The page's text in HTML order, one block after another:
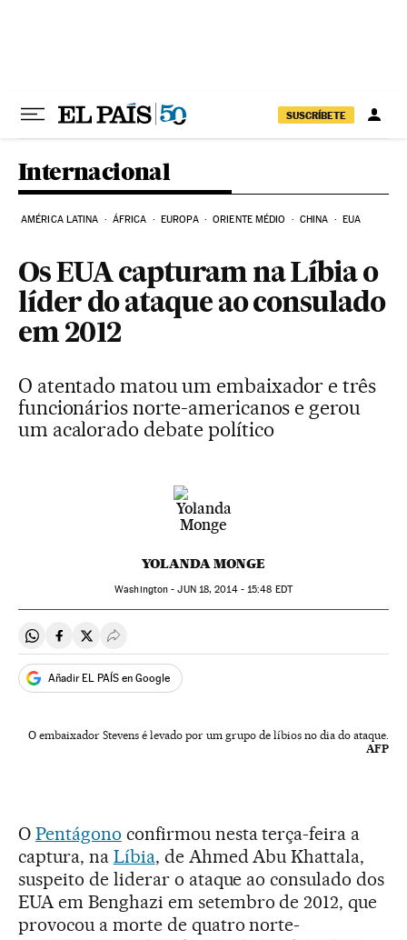
SUSCRÍBETE
Internacional
AMÉRICA LATINA ÁFRICA EUROPA ORIENTE MÉDIO CHINA EUA
Os EUA capturam na Líbia o
líder do ataque ao consulado
em 2012
O atentado matou um embaixador e três
funcionários norte-americanos e gerou
um acalorado debate político
YOLANDA MONGE
Washington -JUN18, 2014 - 15:48 EDT
Compartir en Whatsapp
Compartir en Facebook
Compartir en Twitter
Desplegar Redes Sociales
Añadir EL PAÍS en Google
O embaixador Stevens é levado por um grupo de líbios no dia do ataque.
AFP
O Pentágono confirmou nesta terça-feira a
captura, na Líbia, de Ahmed Abu Khattala,
suspeito de liderar o ataque ao consulado dos
EUA em Benghazi em setembro de 2012, que
provocou a morte de quatro norte-